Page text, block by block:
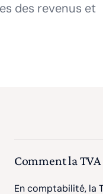
des revenus et
Comment la
En comptabilité, la